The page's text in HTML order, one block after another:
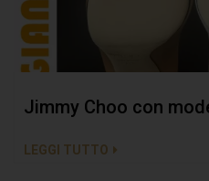
Jimmy Choo con
LEGGI TUTTO